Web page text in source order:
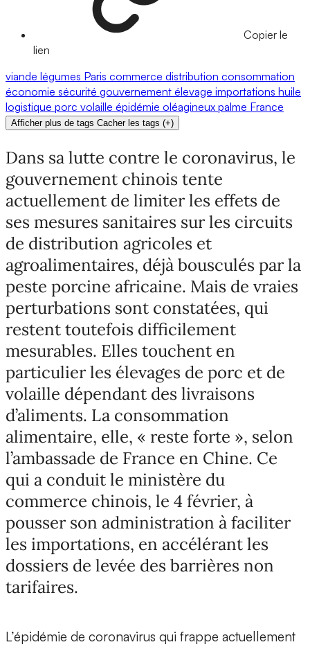
Copier le
lien
viande légumes Paris commerce distribution consommation
économie sécurité gouvernement élevage importations huile
logistique porc volaille épidémie oléagineux palme France
Afficher plus de tags Cacher les tags (+)
Dans sa lutte contre le coronavirus, le
gouvernement chinois tente
actuellement de limiter les effets de
ses mesures sanitaires sur les circuits
de distribution agricoles et
agroalimentaires, déjà bousculés par la
peste porcine africaine. Mais de vraies
perturbations sont constatées, qui
restent toutefois difficilement
mesurables. Elles touchent en
particulier les élevages de porc et de
volaille dépendant des livraisons
d’aliments. La consommation
alimentaire, elle, « reste forte », selon
l’ambassade de France en Chine. Ce
qui a conduit le ministère du
commerce chinois, le 4 février, à
pousser son administration à faciliter
les importations, en accélérant les
dossiers de levée des barrières non
tarifaires.
L’épidémie de coronavirus qui frappe actuellement